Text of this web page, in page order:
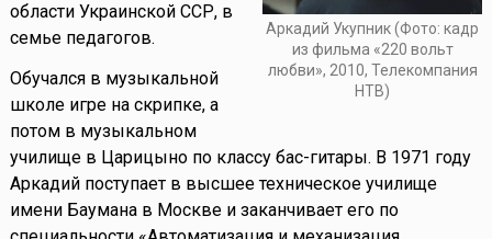
Аркадий Укупник (Фото: кадр
из фильма «220 вольт
любви», 2010, Телекомпания
НТВ)
области Украинской ССР, в
семье педагогов.
Обучался в музыкальной
школе игре на скрипке, а
потом в музыкальном
училище в Царицыно по классу бас-гитары. В 1971 году
Аркадий поступает в высшее техническое училище
имени Баумана в Москве и заканчивает его по